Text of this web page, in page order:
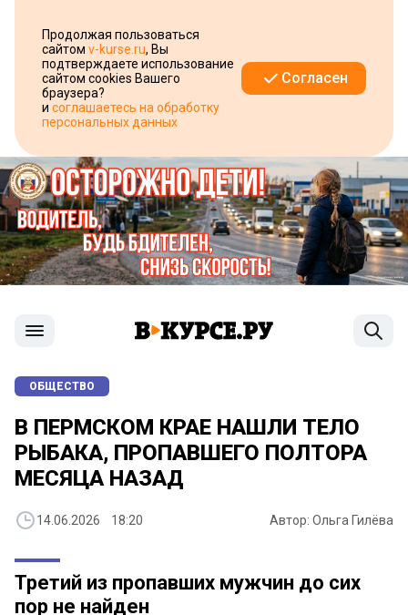
Продолжая пользоваться
сайтом v-kurse.ru, Вы
подтверждаете использование
сайтом cookies Вашего
браузера?
и соглашаетесь на обработку
персональных данных
Согласен
ОБЩЕСТВО
В ПЕРМСКОМ КРАЕ НАШЛИ ТЕЛО
РЫБАКА, ПРОПАВШЕГО ПОЛТОРА
МЕСЯЦА НАЗАД
14.06.2026 18:20 Автор: Ольга Гилёва
Третий из пропавших мужчин до сих
пор не найден